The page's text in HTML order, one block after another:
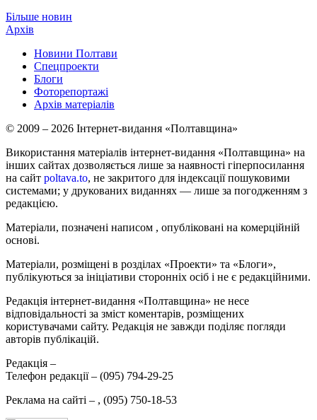
Більше новин
Архів
Новини Полтави
Спецпроекти
Блоги
Фоторепортажі
Архів матеріалів
© 2009 – 2026 Інтернет-видання «Полтавщина»
Використання матеріалів інтернет-видання «Полтавщина» на
інших сайтах дозволяється лише за наявності гіперпосилання
на сайт poltava.to, не закритого для індексації пошуковими
системами; у друкованих виданнях — лише за погодженням з
редакцією.
Матеріали, позначені написом , опубліковані на комерційній
основі.
Матеріали, розміщені в розділах «Проекти» та «Блоги»,
публікуються за ініціативи сторонніх осіб і не є редакційними.
Редакція інтернет-видання «Полтавщина» не несе
відповідальності за зміст коментарів, розміщених
користувачами сайту. Редакція не завжди поділяє погляди
авторів публікацій.
Редакція –
Телефон редакції – (095) 794-29-25
Реклама на сайті – , (095) 750-18-53